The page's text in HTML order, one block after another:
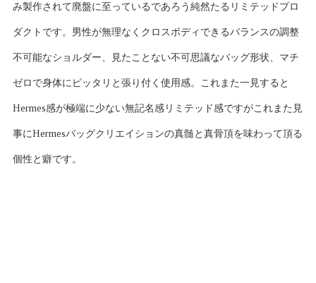
み製作されて廃盤に至っているであろう純然たるリミテッドプロ
ダクトです。男性が無理なくクロスボディできるバランスの調整
不可能なショルダー、見たことない不可思議なバッグ形状、マチ
ゼロで身体にピッタリと張り付く使用感。これまた一見すると
Hermes感が極端に少ない無記名感リミテッド感ですがこれまた見
事にHermesバッグクリエイションの真髄と真骨頂を味わって頂る
個性と癖です。